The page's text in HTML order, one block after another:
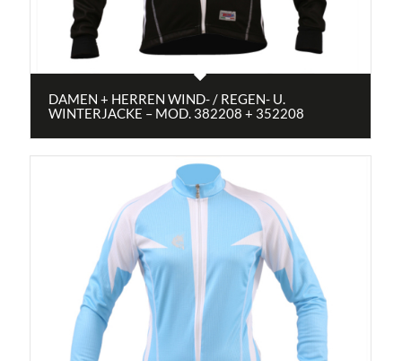
DAMEN + HERREN WIND- / REGEN- U.
WINTERJACKE – MOD. 382208 + 352208